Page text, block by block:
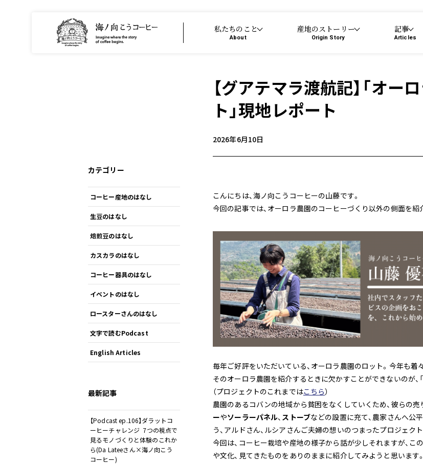
私たちのこと
About
産地のストーリー
Origin Story
記事
Articles
【グアテマラ渡航記】「オー
ト」現地レポート
2026年6月10日
こんにちは、海ノ向こうコーヒーの山藤です。
今回の記事では、オーロラ農園のコーヒーづくり以外の側面を紹
毎年ご好評をいただいている、オーロラ農園のロット。今年も着
そのオーロラ農園を紹介するときに欠かすことができないのが、
（プロジェクトのこれまではこちら）
農園のあるコバンの地域から貧困をなくしていくため、彼らの
ーやソーラーパネル、 ストーブなどの設置に充て、農家さんへ公
う、アルドさん、ルシアさんご夫婦の想いのつまったプロジェクト
今回は、コーヒー栽培や産地の様子から話が少しそれますが、
や文化、見てきたものをありのままに紹介してみようと思います。
カテゴリー
コーヒー産地のはなし
生豆のはなし
焙煎豆のはなし
カスカラのはなし
コーヒー器具のはなし
イベントのはなし
ロースターさんのはなし
文字で読むPodcast
English Articles
最新記事
【Podcast ep.106】ダラットコ
ーヒーチャレンジ 7つの視点で
見るモノづくりと体験のこれか
ら(Da Lateeさん×海ノ向こう
コーヒー)